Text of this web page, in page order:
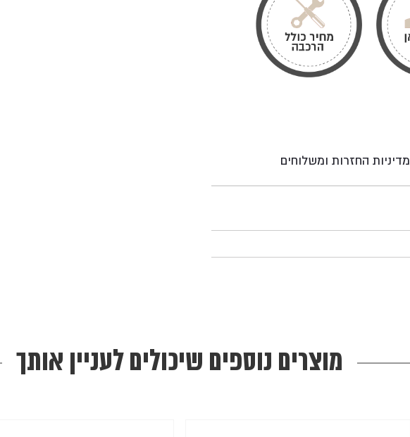
מדיניות החזרות ומשלוחים
מוצרים נוספים שיכולים לעניין אותך